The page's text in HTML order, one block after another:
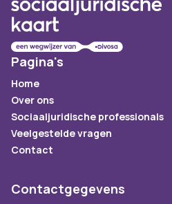
Pagina's
Home
Over ons
Sociaaljuridische professionals
Veelgestelde vragen
Contact
Contactgegevens